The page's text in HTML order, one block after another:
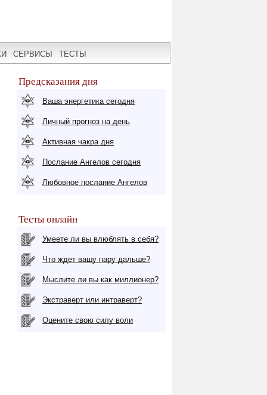
СЕРВИСЫ ТЕСТЫ
Предсказания дня
Ваша энергетика сегодня
Личный прогноз на день
Активная чакра дня
Послание Ангелов сегодня
Любовное послание Ангелов
Тесты онлайн
Умеете ли вы влюблять в себя?
Что ждет вашу пару дальше?
Мыслите ли вы как миллионер?
Экстраверт или интраверт?
Оцените свою силу воли